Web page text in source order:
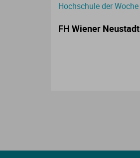
Hochschule der Woche
FH Wiener Neustadt